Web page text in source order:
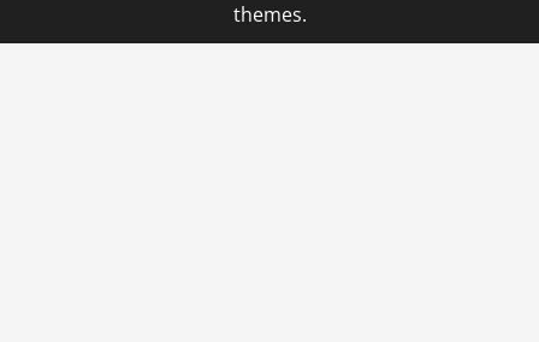
themes.